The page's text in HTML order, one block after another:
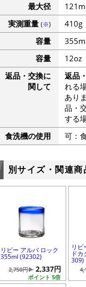
最大径
実測重量 (※)
410g
容量
容量
12oz
返品・交換に
関して
返品
れる
あり
品・
する
食洗機の使用
可：
別サイズ・関連商
リビー アルバ ロック
355ml (92302)
ポイント 5倍
2,750円▶ 2,337円
リビ
ド
309)